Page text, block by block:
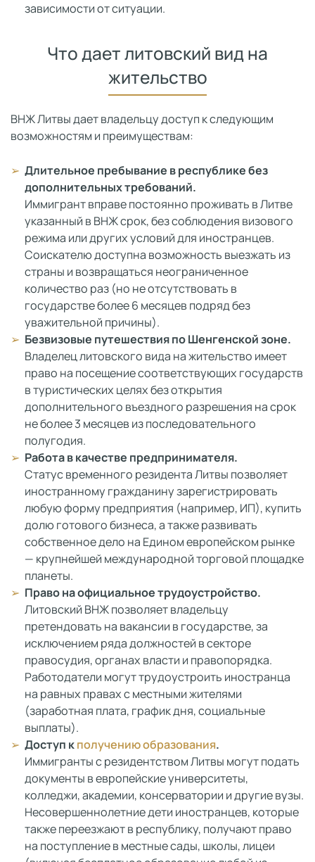
зависимости от ситуации.
Что дает литовский вид на
жительство
ВНЖ Литвы дает владельцу доступ к следующим
возможностям и преимуществам:
Длительное пребывание в республике без
дополнительных требований.
Иммигрант вправе постоянно проживать в Литве
указанный в ВНЖ срок, без соблюдения визового
режима или других условий для иностранцев.
Соискателю доступна возможность выезжать из
страны и возвращаться неограниченное
количество раз (но не отсутствовать в
государстве более 6 месяцев подряд без
уважительной причины).
Безвизовые путешествия по Шенгенской зоне.
Владелец литовского вида на жительство имеет
право на посещение соответствующих государств
в туристических целях без открытия
дополнительного въездного разрешения на срок
не более 3 месяцев из последовательного
полугодия.
Работа в качестве предпринимателя.
Статус временного резидента Литвы позволяет
иностранному гражданину зарегистрировать
любую форму предприятия (например, ИП), купить
долю готового бизнеса, а также развивать
собственное дело на Едином европейском рынке
— крупнейшей международной торговой площадке
планеты.
Право на официальное трудоустройство.
Литовский ВНЖ позволяет владельцу
претендовать на вакансии в государстве, за
исключением ряда должностей в секторе
правосудия, органах власти и правопорядка.
Работодатели могут трудоустроить иностранца
на равных правах с местными жителями
(заработная плата, график дня, социальные
выплаты).
Доступ кполучению образования.
Иммигранты с резидентством Литвы могут подать
документы в европейские университеты,
колледжи, академии, консерватории и другие вузы.
Несовершеннолетние дети иностранцев, которые
также переезжают в республику, получают право
на поступление в местные сады, школы, лицеи